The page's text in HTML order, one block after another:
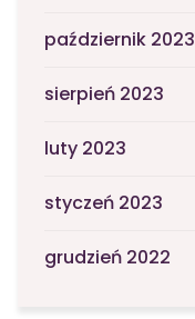
październik 2023
sierpień 2023
luty 2023
styczeń 2023
grudzień 2022